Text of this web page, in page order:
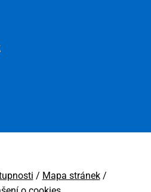
Mapa stránek